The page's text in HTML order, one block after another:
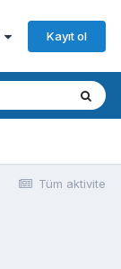
Kayıt ol
Tüm aktivite